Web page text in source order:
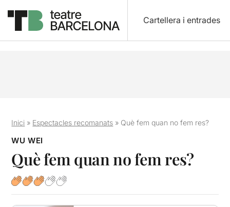
Cartellera i entrades
Inici » Espectacles recomanats » Què fem quan no fem res?
WU WEI
Què fem quan no fem res?